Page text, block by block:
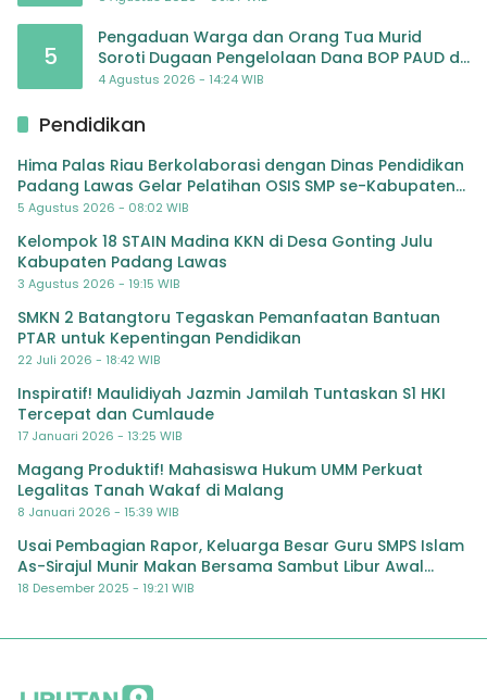
5
Pengaduan Warga dan Orang Tua Murid
Soroti Dugaan Pengelolaan Dana BOP PAUD di
TK Al-Ikhlas Tapanuli Selatan
4 Agustus 2026 - 14:24 WIB
Pendidikan
Hima Palas Riau Berkolaborasi dengan Dinas Pendidikan
Padang Lawas Gelar Pelatihan OSIS SMP se-Kabupaten
Padang Lawas
5 Agustus 2026 - 08:02 WIB
Kelompok 18 STAIN Madina KKN di Desa Gonting Julu
Kabupaten Padang Lawas
3 Agustus 2026 - 19:15 WIB
SMKN 2 Batangtoru Tegaskan Pemanfaatan Bantuan
PTAR untuk Kepentingan Pendidikan
22 Juli 2026 - 18:42 WIB
Inspiratif! Maulidiyah Jazmin Jamilah Tuntaskan S1 HKI
Tercepat dan Cumlaude
17 Januari 2026 - 13:25 WIB
Magang Produktif! Mahasiswa Hukum UMM Perkuat
Legalitas Tanah Wakaf di Malang
8 Januari 2026 - 15:39 WIB
Usai Pembagian Rapor, Keluarga Besar Guru SMPS Islam
As-Sirajul Munir Makan Bersama Sambut Libur Awal
Semester
18 Desember 2025 - 19:21 WIB